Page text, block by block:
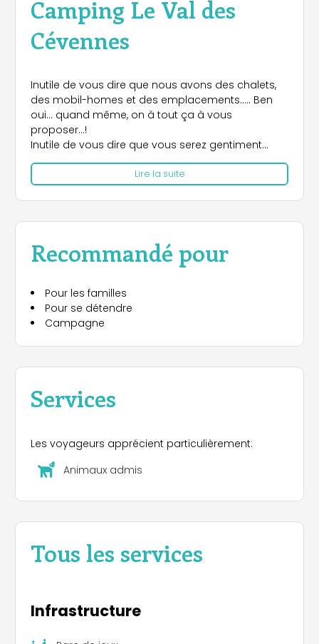
Camping Le Val des
Cévennes
Inutile de vous dire que nous avons des chalets,
des mobil-homes et des emplacements….. Ben
oui… quand même, on à tout ça à vous
proposer…!
Inutile de vous dire que vous serez gentiment
accueillis – manquerait plus que ce ne soit pas le
Alors voilà, on vous plante le décors:
Nous nous trouvons à 1,5 Km de Florac Trois
Rivière, petite ville de 2000 habitants, capitale du
grands Causses et du mont Lozère.
Beau programme pour les amoureux de la
pas trompé en passant chez nous avec son âne
Modestine!
Alors campeurs, randonneurs, baroudeurs,
paisible, au bord du Tarn, sous l’œil bienveillant de
poules… qui apprécient les visites des petits et
Lire la suite
Recommandé pour
Pour les familles
Pour se détendre
Campagne
Services
Les voyageurs apprécient particulièrement:
Animaux admis
Tous les services
Infrastructure